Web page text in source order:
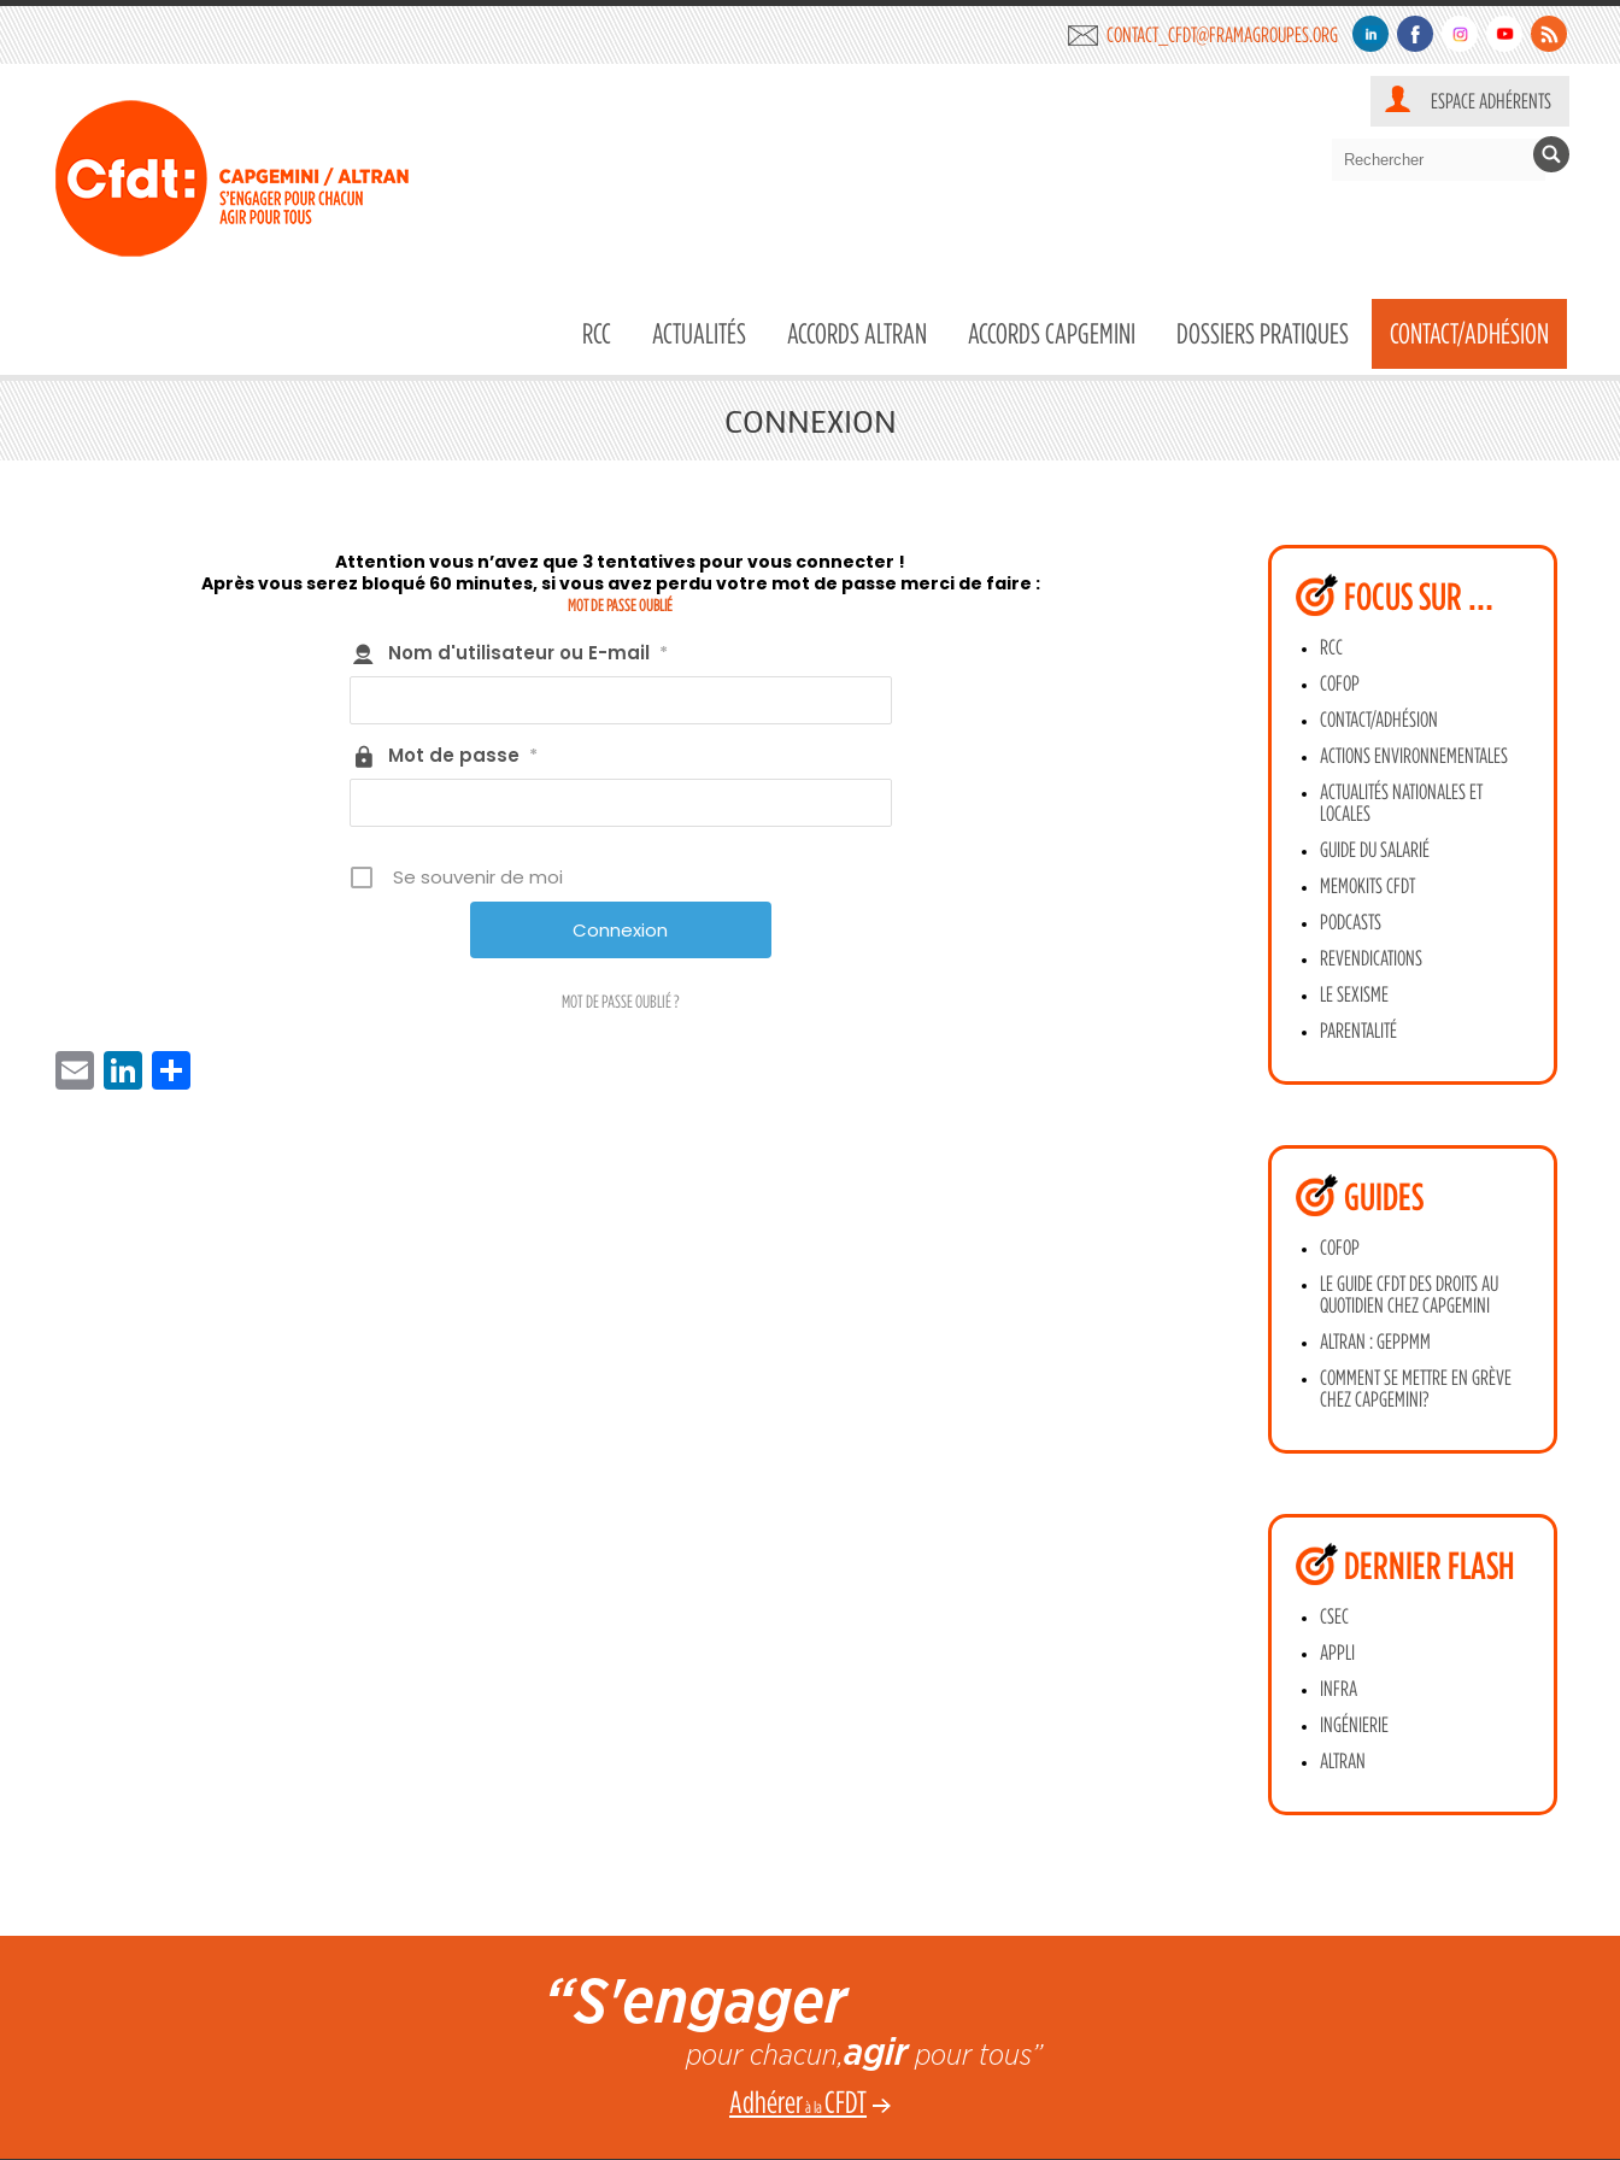
CONTACT_CFDT@FRAMAGROUPES.ORG
ESPACE ADHÉRENTS
RCC ACTUALITÉS ACCORDS ALTRAN ACCORDS CAPGEMINI DOSSIERS PRATIQUES CONTACT/ADHÉSION
CONNEXION
Attention vous n’avez que 3 tentatives pour vous connecter !
Après vous serez bloqué 60 minutes, si vous avez perdu votre mot de passe merci de faire :
MOT DE PASSE OUBLIÉ
Nom d'utilisateur ou E-mail *
Mot de passe *
Se souvenir de moi
MOT DE PASSE OUBLIÉ ?
EMAIL LINKEDIN
FOCUS SUR …
RCC
COFOP
CONTACT/ADHÉSION
ACTIONS ENVIRONNEMENTALES
ACTUALITÉS NATIONALES ET
LOCALES
GUIDE DU SALARIÉ
MEMOKITS CFDT
PODCASTS
REVENDICATIONS
LE SEXISME
PARENTALITÉ
GUIDES
COFOP
LE GUIDE CFDT DES DROITS AU
QUOTIDIEN CHEZ CAPGEMINI
ALTRAN : GEPPMM
COMMENT SE METTRE EN GRÈVE
CHEZ CAPGEMINI?
DERNIER FLASH
CSEC
APPLI
INFRA
INGÉNIERIE
ALTRAN
“S'engager
pour chacun,agirpour tous”
Adhérerà laCFDT